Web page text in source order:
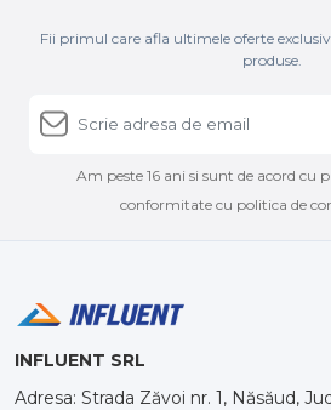
Fii primul care afla ultimele oferte
produse.
Am peste 16 ani si sunt de acord cu
conformitate cu politica de
INFLUENT SRL
Adresa: Strada Zăvoi nr. 1, Năsăud,